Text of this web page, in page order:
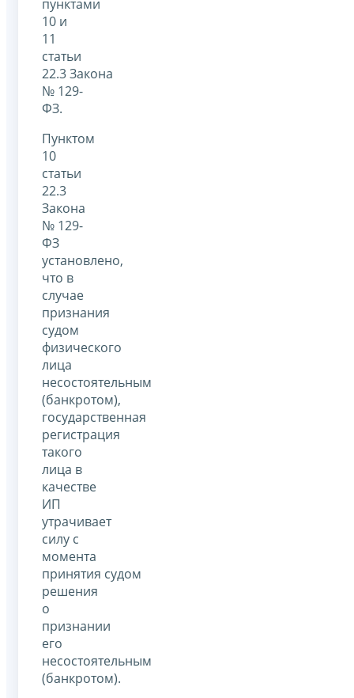
пунктами
10 и
11
статьи
22.3 Закона
№ 129-
ФЗ.
Пунктом
10
статьи
22.3
Закона
№ 129-
ФЗ
установлено,
что в
случае
признания
судом
физического
лица
несостоятельным
(банкротом),
государственная
регистрация
такого
лица в
качестве
ИП
утрачивает
силу с
момента
принятия судом
решения
о
признании
его
несостоятельным
(банкротом).